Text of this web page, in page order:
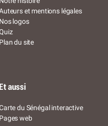
et mentions légales
Nos logos
Plan du site
Et aussi
du Sénégal interactive
Pages web